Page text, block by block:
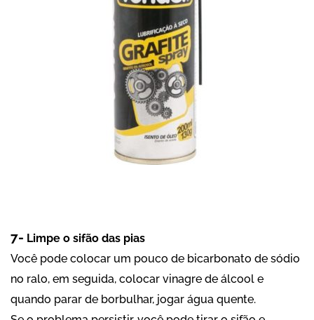
7- Limpe o sifão das pias
Você pode colocar um pouco de bicarbonato de sódio
no ralo, em seguida, colocar vinagre de álcool e
quando parar de borbulhar, jogar água quente.